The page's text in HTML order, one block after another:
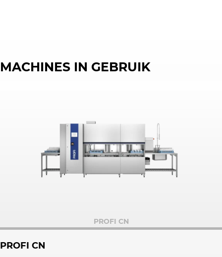
MACHINES IN GEBRUIK
PROFI CN
PROFI CN